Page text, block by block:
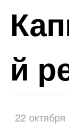
й
22 октября